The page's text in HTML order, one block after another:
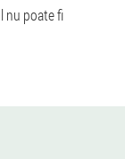
nu poate fi